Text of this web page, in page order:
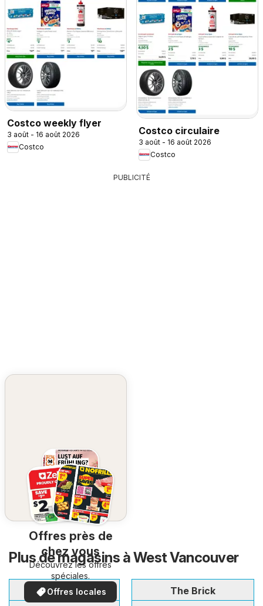
Costco weekly flyer
3 août - 16 août 2026
Costco
Costco circulaire
3 août - 16 août 2026
Costco
PUBLICITÉ
Offres près de
chez vous
Découvrez les offres
spéciales.
Offres locales
Plus de magasins à West Vancouver
Home Depot
The Brick